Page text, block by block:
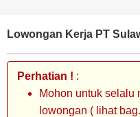
Lowongan Kerja PT
Perhatian ! :
Mohon untuk selalu
lowongan ( lihat